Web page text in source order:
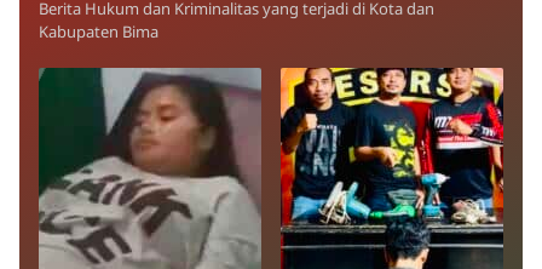
Berita Hukum dan Kriminalitas yang terjadi di Kota dan
Kabupaten Bima